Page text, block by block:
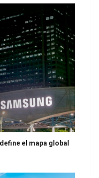
el mapa global